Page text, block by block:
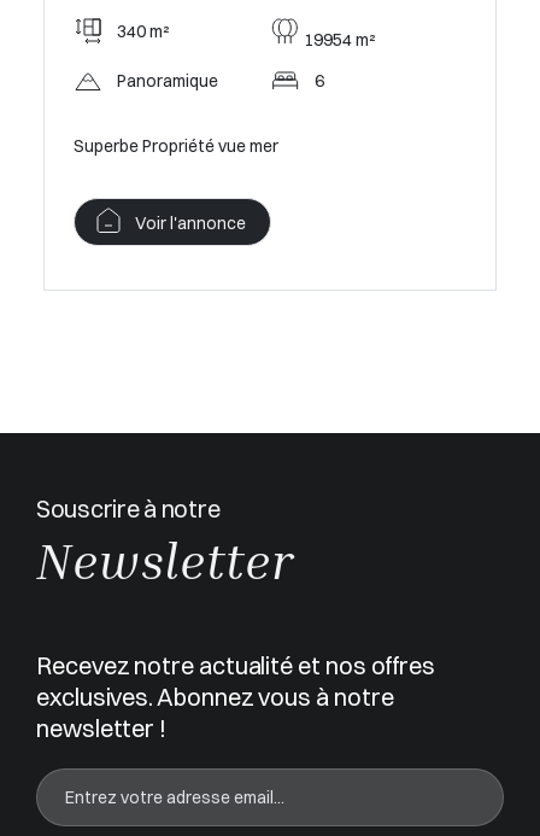
340 m²
19954 m²
Panoramique
6
Superbe Propriété vue mer
Voir l'annonce
Souscrire à notre
Newsletter
Recevez notre actualité et nos offres
exclusives. Abonnez vous à notre
newsletter !